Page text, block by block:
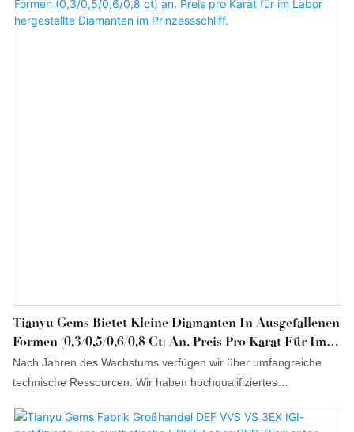
Ansprüche. Dank importierter Technologien ist die Qualität des im
Tianyu Gems Bietet Kleine Diamanten In Ausgefallenen
Formen (0,3/0,5/0,6/0,8 Ct) An. Preis Pro Karat Für Im
Labor Hergestellte Diamanten Im Prinzessschliff.
Nach Jahren des Wachstums verfügen wir über umfangreiche
technische Ressourcen. Wir haben hochqualifiziertes
verbessert. Im Bereich der losen Edelsteine ​​ist Tianyu besonders